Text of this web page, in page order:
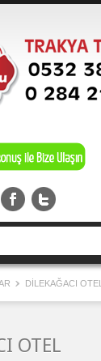
DİLEKAĞACI OTEL
OTEL